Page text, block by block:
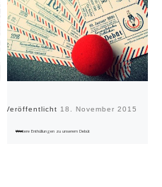
Veröffentlicht 18. November 2015
Weitere Enthüllungen zu unserem Debüt